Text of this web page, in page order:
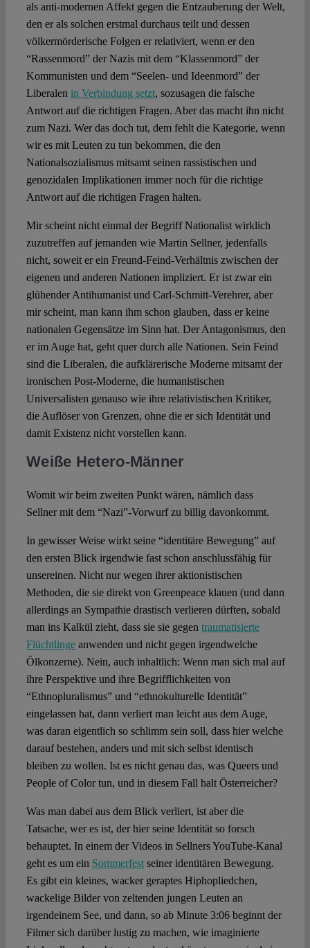
als anti-modernen Affekt gegen die Entzauberung der Welt,
den er als solchen erstmal durchaus teilt und dessen
völkermörderische Folgen er relativiert, wenn er den
“Rassenmord” der Nazis mit dem “Klassenmord” der
Kommunisten und dem “Seelen- und Ideenmord” der
Liberalen in Verbindung setzt, sozusagen die falsche
Antwort auf die richtigen Fragen. Aber das macht ihn nicht
zum Nazi. Wer das doch tut, dem fehlt die Kategorie, wenn
wir es mit Leuten zu tun bekommen, die den
Nationalsozialismus mitsamt seinen rassistischen und
genozidalen Implikationen immer noch für die richtige
Antwort auf die richtigen Fragen halten.
Mir scheint nicht einmal der Begriff Nationalist wirklich
zuzutreffen auf jemanden wie Martin Sellner, jedenfalls
nicht, soweit er ein Freund-Feind-Verhältnis zwischen der
eigenen und anderen Nationen impliziert. Er ist zwar ein
glühender Antihumanist und Carl-Schmitt-Verehrer, aber
mir scheint, man kann ihm schon glauben, dass er keine
nationalen Gegensätze im Sinn hat. Der Antagonismus, den
er im Auge hat, geht quer durch alle Nationen. Sein Feind
sind die Liberalen, die aufklärerische Moderne mitsamt der
ironischen Post-Moderne, die humanistischen
Universalisten genauso wie ihre relativistischen Kritiker,
die Auflöser von Grenzen, ohne die er sich Identität und
damit Existenz nicht vorstellen kann.
Weiße Hetero-Männer
Womit wir beim zweiten Punkt wären, nämlich dass
Sellner mit dem “Nazi”-Vorwurf zu billig davonkommt.
In gewisser Weise wirkt seine “identitäre Bewegung” auf
den ersten Blick irgendwie fast schon anschlussfähig für
unsereinen. Nicht nur wegen ihrer aktionistischen
Methoden, die sie direkt von Greenpeace klauen (und dann
allerdings an Sympathie drastisch verlieren dürften, sobald
man ins Kalkül zieht, dass sie sie gegen traumatisierte
Flüchtlingeanwenden und nicht gegen irgendwelche
Ölkonzerne). Nein, auch inhaltlich: Wenn man sich mal auf
ihre Perspektive und ihre Begrifflichkeiten von
“Ethnopluralismus” und “ethnokulturelle Identität”
eingelassen hat, dann verliert man leicht aus dem Auge,
was daran eigentlich so schlimm sein soll, dass hier welche
darauf bestehen, anders und mit sich selbst identisch
bleiben zu wollen. Ist es nicht genau das, was Queers und
People of Color tun, und in diesem Fall halt Österreicher?
Was man dabei aus dem Blick verliert, ist aber die
Tatsache, wer es ist, der hier seine Identität so forsch
behauptet. In einem der Videos in Sellners YouTube-Kanal
geht es um ein Sommerfestseiner identitären Bewegung.
Es gibt ein kleines, wacker geraptes Hiphopliedchen,
wackelige Bilder von zeltenden jungen Leuten an
irgendeinem See, und dann, so ab Minute 3:06 beginnt der
Filmer sich darüber lustig zu machen, wie imaginierte